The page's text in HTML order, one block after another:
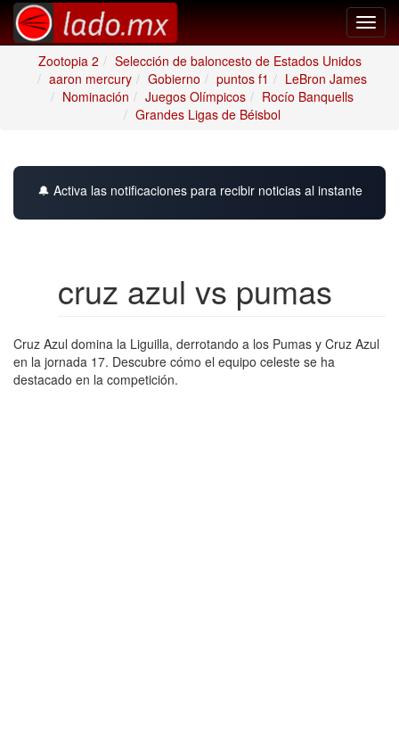
Zootopia 2
Selección de baloncesto de Estados Unidos
aaron mercury
Gobierno puntos f1
LeBron James
Nominación
Juegos Olímpicos
Rocío Banquells
Grandes Ligas de Béisbol
🔔 Activa las notificaciones para recibir noticias al instante
cruz azul vs pumas
Cruz Azul domina la Liguilla, derrotando a los Pumas y Cruz Azul
en la jornada 17. Descubre cómo el equipo celeste se ha
destacado en la competición.